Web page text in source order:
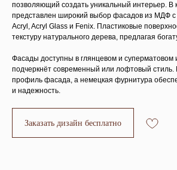
позволяющий создать уникальный интерьер. В
представлен широкий выбор фасадов из МДФ с
Acryl, Acryl Glass и Fenix. Пластиковые
текстуру натурального дерева, предлагая
Фасады доступны в глянцевом и суперматовом
подчеркнёт современный или лофтовый стиль.
профиль фасада, а немецкая фурнитура
и надежность.
Заказать дизайн бесплатно